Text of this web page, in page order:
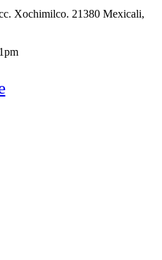
Xochimilco. 21380 Mexicali,